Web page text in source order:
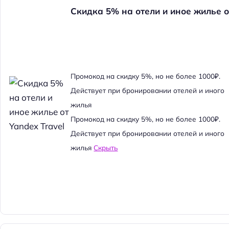
Скидка 5% на отели и иное жилье
Промокод на скидку 5%, но не более 1000₽.
Действует при бронировании отелей и иного
жилья
Промокод на скидку 5%, но не более 1000₽.
Действует при бронировании отелей и иного
жильяСкрыть